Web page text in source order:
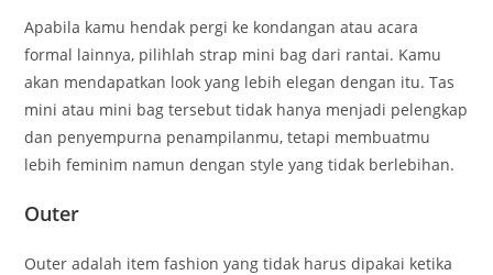
Apabila kamu hendak pergi ke kondangan atau acara
formal lainnya, pilihlah strap mini bag dari rantai. Kamu
akan mendapatkan look yang lebih elegan dengan itu. Tas
mini atau mini bag tersebut tidak hanya menjadi pelengkap
dan penyempurna penampilanmu, tetapi membuatmu
lebih feminim namun dengan style yang tidak berlebihan.
Outer
Outer adalah item fashion yang tidak harus dipakai ketika